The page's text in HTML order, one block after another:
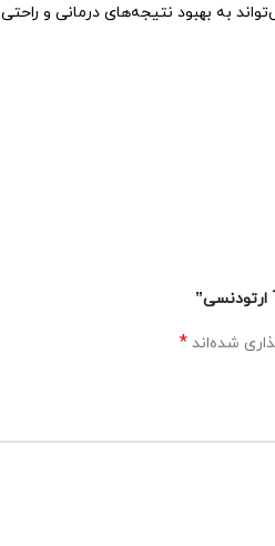
به بهبود نتیجه‌های درمانی و راحتی
شده‌اند *